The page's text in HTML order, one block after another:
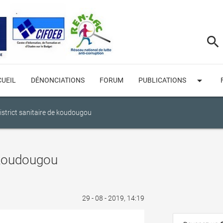
search
DÉNONCIATIONS FORUM PUBLICATIONS arrow_drop_down
sanitaire de koudougou
29 - 08 - 2019, 14:19